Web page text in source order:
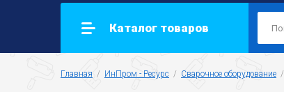
Каталог товаров
Главная
  /
ИнПром - Ресурс
  /
Сварочное оборудование
  /